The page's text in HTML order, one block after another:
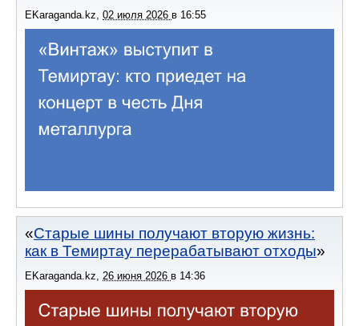
EKaraganda.kz, 02 июля 2026 в 16:55
Старые шины получают вторую жизнь:
как в Темиртау перерабатывают отходы
EKaraganda.kz, 26 июня 2026 в 14:36